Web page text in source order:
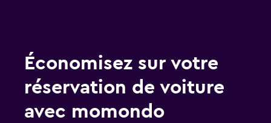
Économisez sur votre
réservation de voiture
avec momondo